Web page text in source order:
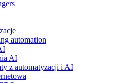
automation
AI
z automatyzacji i AI